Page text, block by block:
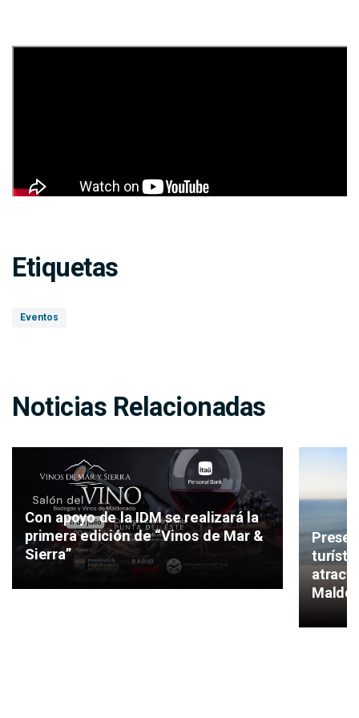
Etiquetas
Eventos
Noticias Relacionadas
Con apoyo de la IDM se realizará la
primera edición de “Vinos de Mar &
Sierra”